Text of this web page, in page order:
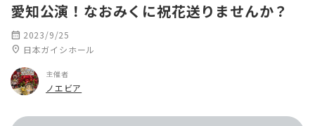
愛知公演！なおみくに祝花送りませんか？
calendar_month 2023/9/25
location_on 日本ガイシホール
主催者
ノエビア